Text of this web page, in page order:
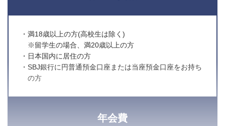
・満18歳以上の方(高校生は除く)
※留学生の場合、満20歳以上の方
・日本国内に居住の方
・SBJ銀行に円普通預金口座または当座預金口座をお持ち
の方
年会費